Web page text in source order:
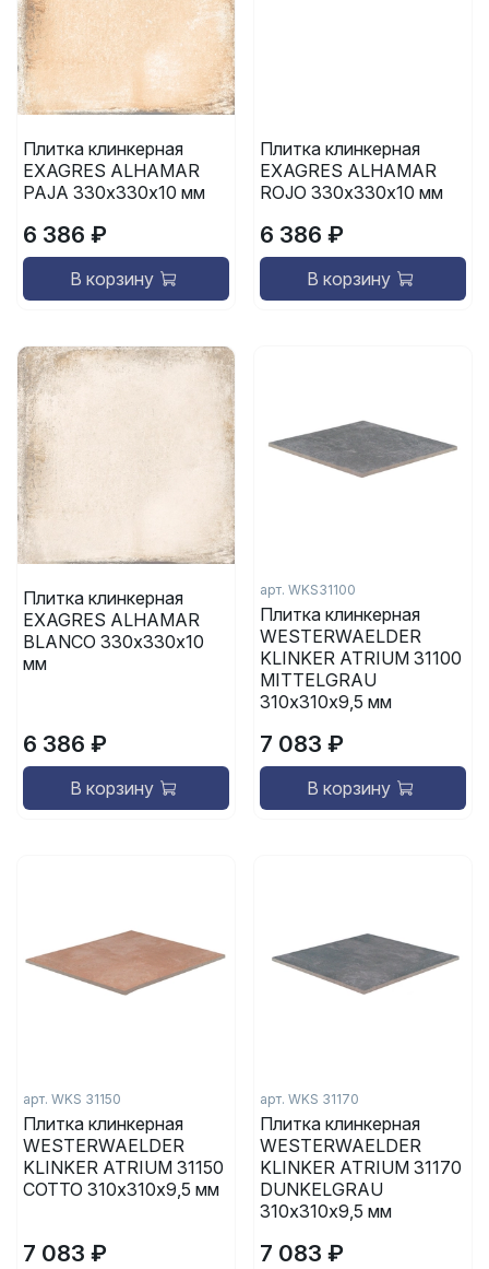
Плитка клинкерная
EXAGRES ALHAMAR
PAJA 330х330х10 мм
6 386 ₽
В корзину
Плитка клинкерная
EXAGRES ALHAMAR
ROJO 330х330х10 мм
6 386 ₽
В корзину
Плитка клинкерная
EXAGRES ALHAMAR
BLANCO 330х330х10
мм
6 386 ₽
В корзину
арт. WKS31100
Плитка клинкерная
WESTERWAELDER
KLINKER ATRIUM 31100
MITTELGRAU
310х310х9,5 мм
7 083 ₽
В корзину
арт. WKS 31150
Плитка клинкерная
WESTERWAELDER
KLINKER ATRIUM 31150
COTTO 310х310х9,5 мм
7 083 ₽
арт. WKS 31170
Плитка клинкерная
WESTERWAELDER
KLINKER ATRIUM 31170
DUNKELGRAU
310х310х9,5 мм
7 083 ₽